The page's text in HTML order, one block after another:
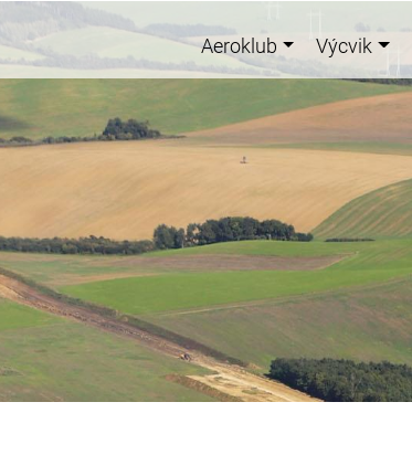
Aeroklub Výcvik